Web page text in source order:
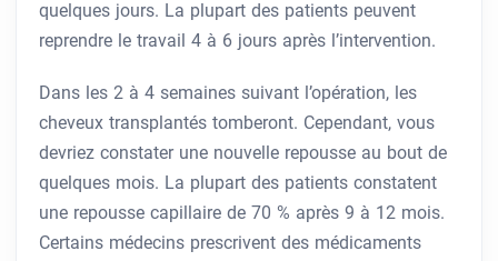
quelques jours. La plupart des patients peuvent
reprendre le travail 4 à 6 jours après l’intervention.
Dans les 2 à 4 semaines suivant l’opération, les
cheveux transplantés tomberont. Cependant, vous
devriez constater une nouvelle repousse au bout de
quelques mois. La plupart des patients constatent
une repousse capillaire de 70 % après 9 à 12 mois.
Certains médecins prescrivent des médicaments